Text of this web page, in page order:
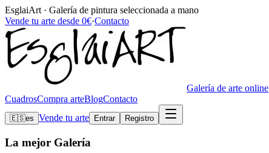
EsglaiArt · Galería de pintura seleccionada a mano
Vende tu arte desde 0€·Contacto
Galería de arte online
CuadrosCompra arteBlogContacto
🇪🇸es Vende tu arte Entrar Registro
La mejor Galería